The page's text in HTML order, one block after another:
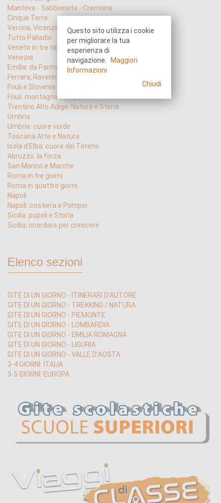
Mantova - Sabbioneta - Cremona
Cinque Terre
Verona, Vicenza, Padova
Tutto Palladio
Veneto in tre tappe
Venezia
Emilia: da Parma a Verdi
Ferrara, Ravenna, Pomposa
Friuli e Slovenia
Friuli: montagna e acqua
Trentino Alto Adige: Natura e Storia
Umbria
Umbria: cuore verde
Toscana Arte e Natura
Isola d'Elba: cuore del Tirreno
Abruzzo: la forza
San Marino e Marche
Roma in tre giorni
Roma in quattro giorni
Napoli
Napoli: costiera e Pompei
Sicilia: popoli e Storia
Sicilia: ricordare per crescere
Elenco sezioni
GITE DI UN GIORNO - ITINERARI D'AUTORE
GITE DI UN GIORNO - TREKKING / NATURA
GITE DI UN GIORNO - PIEMONTE
GITE DI UN GIORNO - LOMBARDIA
GITE DI UN GIORNO - EMILIA ROMAGNA
GITE DI UN GIORNO - LIGURIA
GITE DI UN GIORNO - VALLE D'AOSTA
3-4 GIORNI: ITALIA
3-5 GIORNI: EUROPA
Questo sito utilizza i cookie
per migliorare la tua
esperienza di
navigazione.
Maggiori
Informazioni
Chiudi